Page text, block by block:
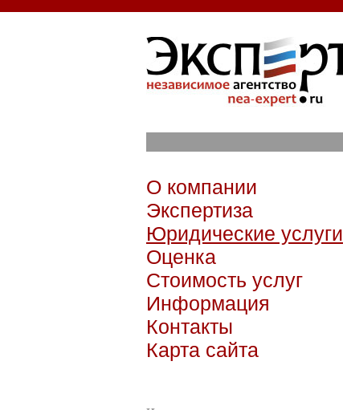
О компании
Экспертиза
Юридические услуги
Оценка
Стоимость услуг
Информация
Контакты
Карта сайта